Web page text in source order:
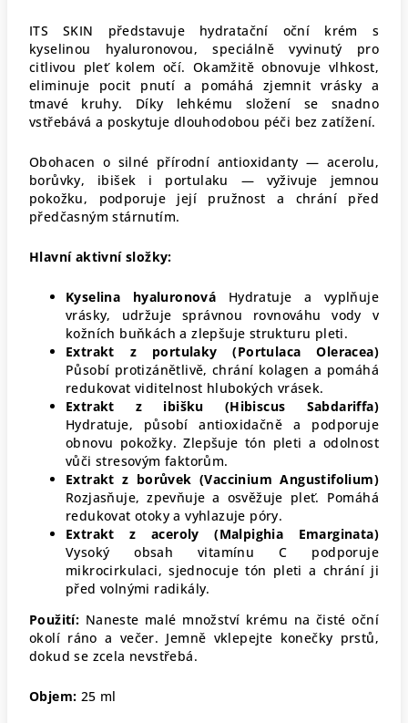
ITS SKIN představuje hydratační oční krém s
kyselinou hyaluronovou, speciálně vyvinutý pro
citlivou pleť kolem očí. Okamžitě obnovuje vlhkost,
eliminuje pocit pnutí a pomáhá zjemnit vrásky a
tmavé kruhy. Díky lehkému složení se snadno
vstřebává a poskytuje dlouhodobou péči bez zatížení.
Obohacen o silné přírodní antioxidanty — acerolu,
borůvky, ibišek i portulaku — vyživuje jemnou
pokožku, podporuje její pružnost a chrání před
předčasným stárnutím.
Hlavní aktivní složky:
Kyselina hyaluronová Hydratuje a vyplňuje
vrásky, udržuje správnou rovnováhu vody v
kožních buňkách a zlepšuje strukturu pleti.
Extrakt z portulaky (Portulaca Oleracea)
Působí protizánětlivě, chrání kolagen a pomáhá
redukovat viditelnost hlubokých vrásek.
Extrakt z ibišku (Hibiscus Sabdariffa)
Hydratuje, působí antioxidačně a podporuje
obnovu pokožky. Zlepšuje tón pleti a odolnost
vůči stresovým faktorům.
Extrakt z borůvek (Vaccinium Angustifolium)
Rozjasňuje, zpevňuje a osvěžuje pleť. Pomáhá
redukovat otoky a vyhlazuje póry.
Extrakt z aceroly (Malpighia Emarginata)
Vysoký obsah vitamínu C podporuje
mikrocirkulaci, sjednocuje tón pleti a chrání ji
před volnými radikály.
Použití: Naneste malé množství krému na čisté oční
okolí ráno a večer. Jemně vklepejte konečky prstů,
dokud se zcela nevstřebá.
Objem: 25 ml